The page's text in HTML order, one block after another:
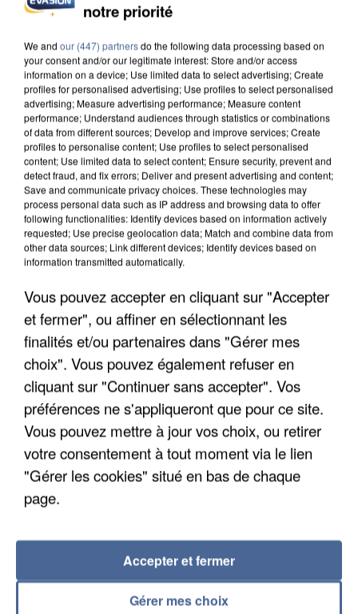
UN SECOND CADRE DE LA DZ MAFIA
UNE TOURISTE DE L’OISE EMPORTÉE PAR UNE
COULÉE DE BOUE EN HAUTE-SAVOIE
notre priorité
We and our (447) partnersdo the following data processing based on
your consent and/or our legitimate interest: Store and/or access
information on a device; Use limited data to select advertising; Create
profiles for personalised advertising; Use profiles to select personalised
advertising; Measure advertising performance; Measure content
performance; Understand audiences through statistics or combinations
of data from different sources; Develop and improve services; Create
profiles to personalise content; Use profiles to select personalised
content; Use limited data to select content; Ensure security, prevent and
detect fraud, and fix errors; Deliver and present advertising and content;
Save and communicate privacy choices. These technologies may
process personal data such as IP address and browsing data to offer
following functionalities: Identify devices based on information actively
requested; Use precise geolocation data; Match and combine data from
other data sources; Link different devices; Identify devices based on
information transmitted automatically.
Vous pouvez accepter en cliquant sur "Accepter
et fermer", ou affiner en sélectionnant les
finalités et/ou partenaires dans "Gérer mes
choix". Vous pouvez également refuser en
cliquant sur "Continuer sans accepter". Vos
préférences ne s'appliqueront que pour ce site.
Vous pouvez mettre à jour vos choix, ou retirer
votre consentement à tout moment via le lien
"Gérer les cookies" situé en bas de chaque
page.
Gérer mes choix
Accepter et fermer